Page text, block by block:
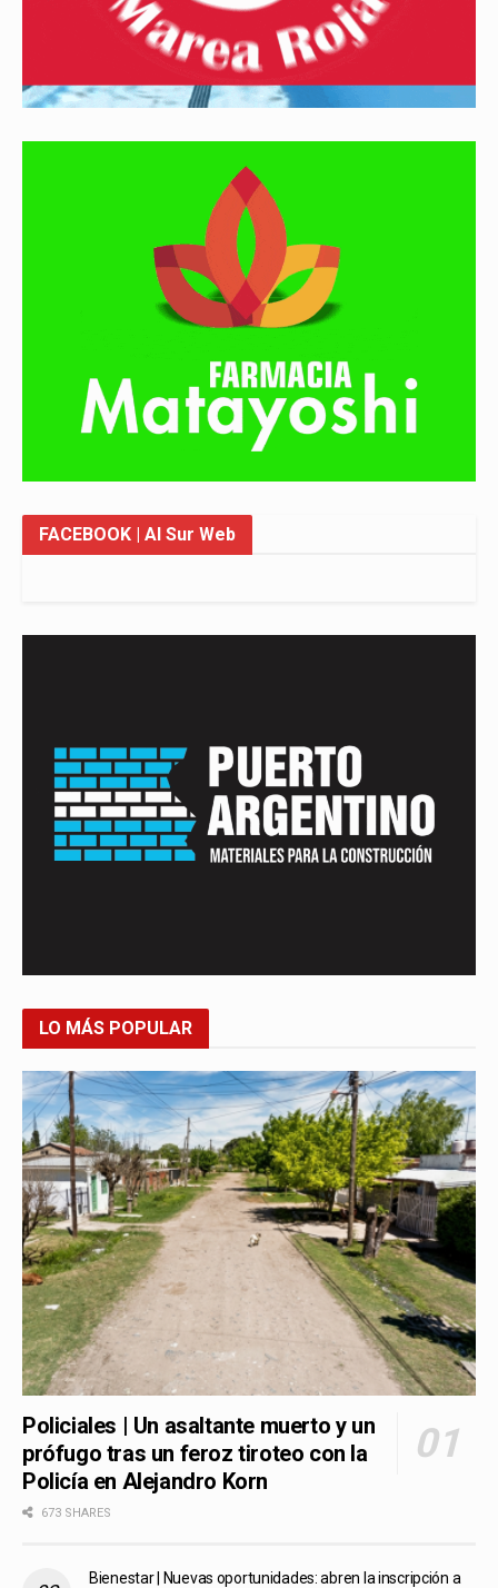
FACEBOOK | Al Sur Web
LO MÁS POPULAR
Policiales | Un asaltante muerto y un
prófugo tras un feroz tiroteo con la
Policía en Alejandro Korn
673 SHARES
Bienestar | Nuevas oportunidades: abren la inscripción a